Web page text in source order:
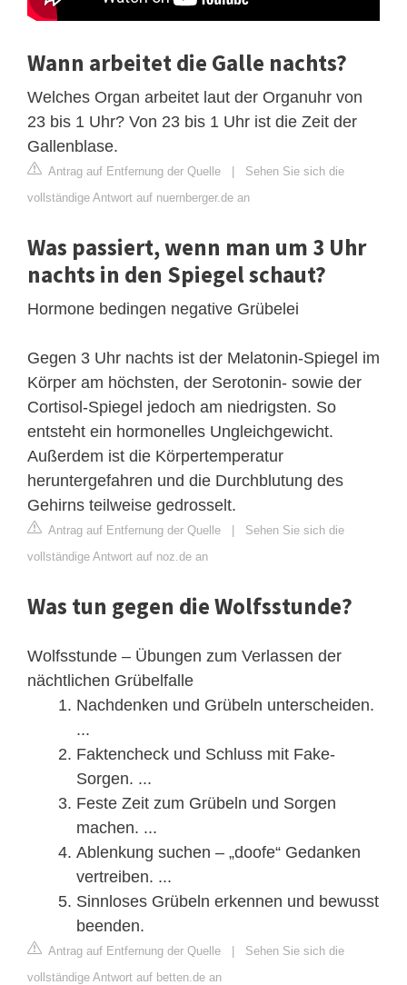
Wann arbeitet die Galle nachts?
Welches Organ arbeitet laut der Organuhr von
23 bis 1 Uhr? Von 23 bis 1 Uhr ist die Zeit der
Gallenblase.
Antrag auf Entfernung der Quelle | Sehen Sie sich die
vollständige Antwort auf nuernberger.de an
Was passiert, wenn man um 3 Uhr
nachts in den Spiegel schaut?
Hormone bedingen negative Grübelei
Gegen 3 Uhr nachts ist der Melatonin-Spiegel im
Körper am höchsten, der Serotonin- sowie der
Cortisol-Spiegel jedoch am niedrigsten. So
entsteht ein hormonelles Ungleichgewicht.
Außerdem ist die Körpertemperatur
heruntergefahren und die Durchblutung des
Gehirns teilweise gedrosselt.
Antrag auf Entfernung der Quelle | Sehen Sie sich die
vollständige Antwort auf noz.de an
Was tun gegen die Wolfsstunde?
Wolfsstunde – Übungen zum Verlassen der
nächtlichen Grübelfalle
Nachdenken und Grübeln unterscheiden.
...
Faktencheck und Schluss mit Fake-
Sorgen. ...
Feste Zeit zum Grübeln und Sorgen
machen. ...
Ablenkung suchen – „doofe“ Gedanken
vertreiben. ...
Sinnloses Grübeln erkennen und bewusst
beenden.
Antrag auf Entfernung der Quelle | Sehen Sie sich die
vollständige Antwort auf betten.de an